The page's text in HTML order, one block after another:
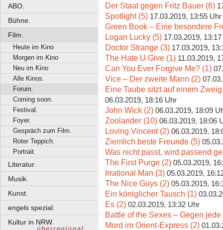
ABO.
Bühne.
Film.
Heute im Kino
Morgen im Kino
Neu im Kino
Alle Kinos.
Forum.
Coming soon.
Festival.
Foyer.
Gespräch zum Film.
Roter Teppich.
Portrait.
Literatur.
Musik.
Kunst.
engels spezial.
Kultur in NRW.
Der Staat gegen Fritz Bauer (6)
Spotlight (5) 17.03.2019, 13:55 Uhr
Green Book – Eine besondere
Logan Lucky (5) 17.03.2019,
Doctor Strange (3) 17.03.2019,
The Hate U Give (1) 11.03.2019,
Can You Ever Forgive Me? (1)
Vice – Der zweite Mann (2)
Eine Taube sitzt auf einem
06.03.2019, 18:16 Uhr
John Wick (2) 06.03.2019, 18:09
Zoolander (10) 06.03.2019, 18:06
Loving Vincent (2) 06.03.2019,
Ziemlich beste Freunde (5)
Was nicht passt, wird passend
The First Purge (2) 05.03.2019,
Irrational Man (3) 05.03.2019,
The Nice Guys (2) 05.03.2019,
Ein königlicher Tausch (1)
Es (2) 02.03.2019, 13:32 Uhr
Battle of the Sexes – Gegen
Mord im Orient-Express (2)